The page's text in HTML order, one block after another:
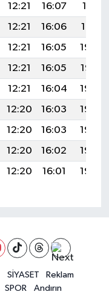
12:21 16:07
19:11
12:21 16:06
19:10
12:21 16:05
19:08
12:21 16:05
19:07
12:21 16:04
19:06
12:20 16:03
19:04
12:20 16:03
19:03
12:20 16:02
19:02
12:20 16:01 19:00
SİYASET
Reklam
SPOR Andırın